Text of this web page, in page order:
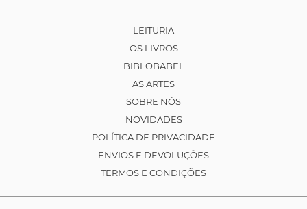
LEITURIA
OS LIVROS
BIBLOBABEL
AS ARTES
SOBRE NÓS
NOVIDADES
POLÍTICA DE PRIVACIDADE
ENVIOS E DEVOLUÇÕES
TERMOS E CONDIÇÕES